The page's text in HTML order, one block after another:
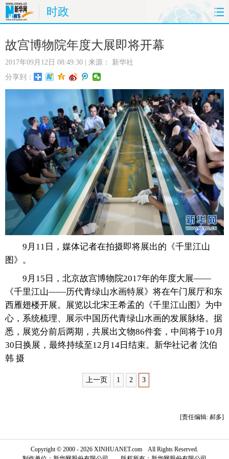
时政
首页 时政 国际
娱乐 体育
时尚 思客 地方 法治
港澳 台湾 华人 汽车
科技 能源 房产 公司
图片 视频 彩票 食品
旅游 健康 信息化 数据
金融 公益 军事 无人机
富媒体 摄影 新华广播
新华电视中文 新华电视英文 返回PC
故宫博物院年度大展即将开幕
2017年09月12日 08:49:30 | 来源： 新华社
分享到：
9月11日，媒体记者在拍摄即将展出的《千里江山
图》。
9月15日，北京故宫博物院2017年的年度大展——
《千里江山——历代青绿山水画特展》将在午门展厅和东
西雁翅楼开展。展览以北宋王希孟的《千里江山图》为中
心，系统梳理、展示中国历代青绿山水画的发展脉络。据
悉，展览分前后两期，共展出文物86件套，中间将于10月
30日换展，最终持续至12月14日结束。新华社记者 沈伯
韩 摄
上一页 1 2 3
[责任编辑: 郝多]
Copyright © 2000 - 2026 XINHUANET.com All Rights Reserved.